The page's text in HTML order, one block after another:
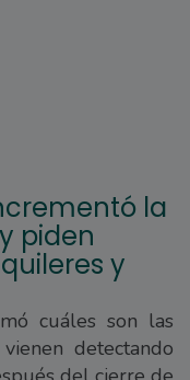
la
piden
y
cuáles son las
detectando